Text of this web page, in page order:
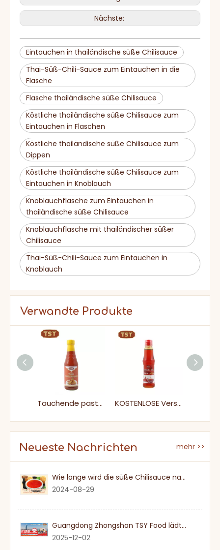
Nächste:
Eintauchen in thailändische süße Chilisauce
Thai-Süß-Chili-Sauce zum Eintauchen in die
Flasche
Flasche thailändische süße Chilisauce
Köstliche thailändische süße Chilisauce zum
Eintauchen in Flaschen
Köstliche thailändische süße Chilisauce zum
Dippen
Köstliche thailändische süße Chilisauce zum
Eintauchen in Knoblauch
Knoblauchflasche zum Eintauchen in
thailändische süße Chilisauce
Knoblauchflasche mit thailändischer süßer
Chilisauce
Thai-Süß-Chili-Sauce zum Eintauchen in
Knoblauch
Verwandte Produkte
Tauchende pastöse würzige thailändische süße Chilisauce KOSTENLOSE Versandprodukte Gewürze mit Schüttgut gewürztem Spicy Chili Oil
Neueste Nachrichten mehr >>
Wie lange wird die süße Chilisauce nach einmal eröffnet?
2024-08-29
Guangdong Zhongshan TSY Food lädt Sie herzlich ein, die Dubai Gulfood Exhibition 2026 zu besuchen
2025-12-02